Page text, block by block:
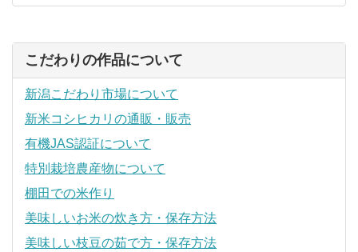
こだわりの作品について
新潟こだわり市場について
新米コシヒカリの通販・販売
有機JAS認証について
特別栽培農産物について
棚田での米作り
美味しいお米の炊き方・保存方法
美味しい枝豆の茹で方・保存方法